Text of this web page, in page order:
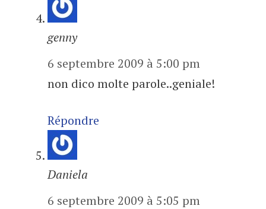
genny
6 septembre 2009 à 5:00 pm
non dico molte parole..geniale!
Répondre
Daniela
6 septembre 2009 à 5:05 pm